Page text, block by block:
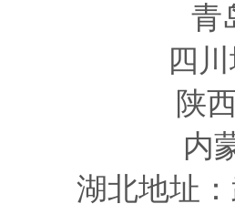
青
四川
陕
内
湖北地址